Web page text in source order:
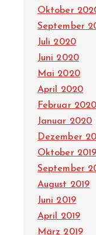
Oktober
September
Juli 2020
Juni 2020
Mai 2020
April 2020
Februar 2020
Januar 2020
Dezember
Oktober 2019
September
August 2019
Juni 2019
April 2019
März 2019